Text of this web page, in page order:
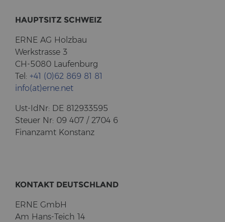
HAUPT­SITZ SCHWEIZ
ERNE AG Holz­bau
Werk­stras­se 3
CH-5080 Lau­fen­burg
Tel: +41 (0)62 869 81 81
info(at)erne.net
Ust-​IdNr: DE 812933595
Steu­er Nr: 09 407 / 2704 6
Fi­nanz­amt Kon­stanz
KON­TAKT DEUTSCH­LAND
ERNE GmbH
Am Hans-​Teich 14